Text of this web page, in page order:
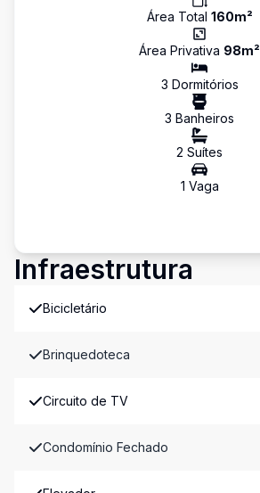
Área Total 160m²
Área Privativa 98m²
3 Dormitórios
3 Banheiros
2 Suítes
1 Vaga
Infraestrutura
Bicicletário
Brinquedoteca
Circuito de TV
Condomínio Fechado